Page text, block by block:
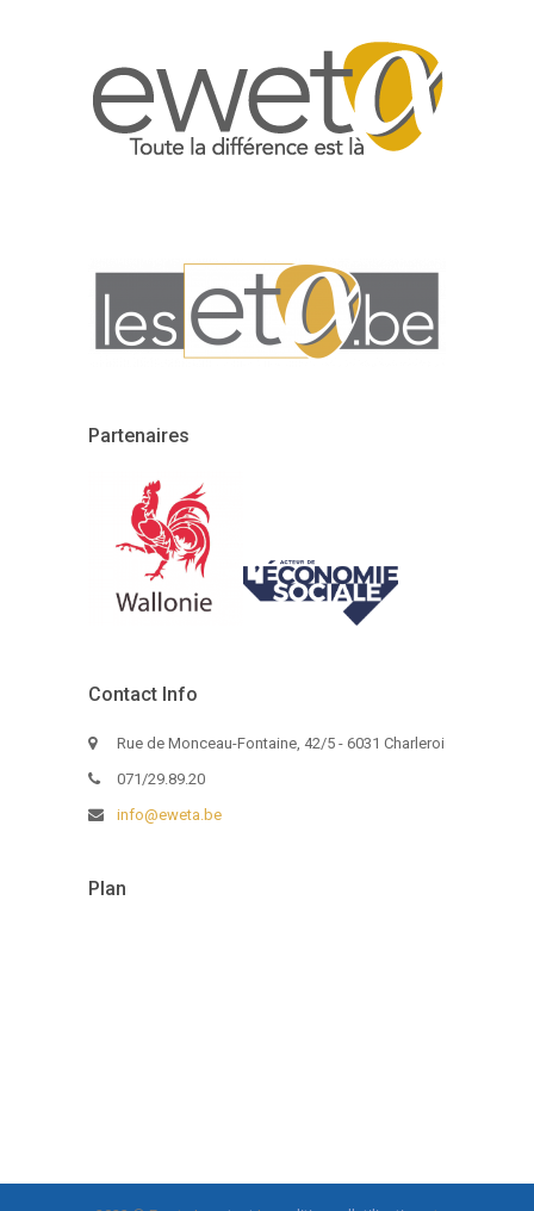
Partenaires
Contact Info
Rue de Monceau-Fontaine, 42/5 - 6031 Charleroi
071/29.89.20
info@eweta.be
Plan